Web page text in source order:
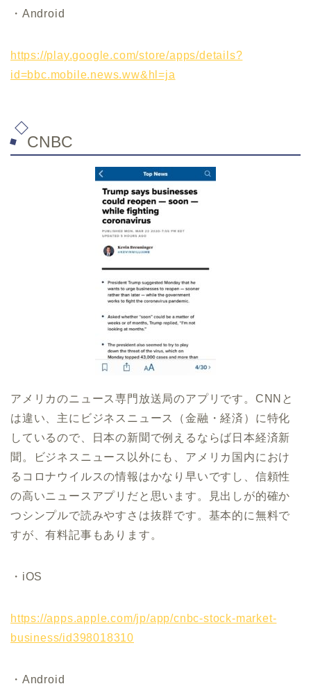
・Android
https://play.google.com/store/apps/details?
id=bbc.mobile.news.ww&hl=ja
CNBC
アメリカのニュース専門放送局のアプリです。 CNN と
は違い、主にビジネスニュース（金融・経済）に特化
しているので、日本の新聞で例えるならば日本経済新
聞。ビジネスニュース以外にも、アメリカ国内におけ
るコロナウイルスの情報はかなり早いですし、信頼性
の高いニュースアプリだと思います。見出しが的確か
つシンプルで読みやすさは抜群です。基本的に無料で
すが、有料記事もあります。
・ iOS
https://apps.apple.com/jp/app/cnbc-stock-market-
business/id398018310
・Android